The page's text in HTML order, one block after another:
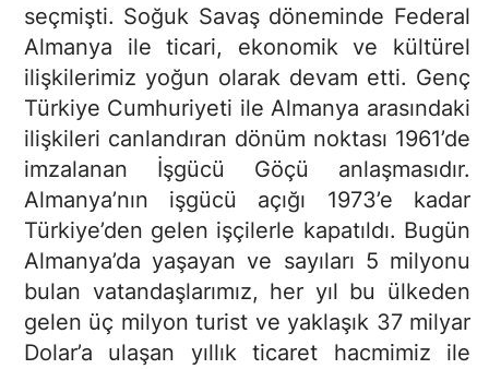
seçmişti. Soğuk Savaş döneminde Federal
Almanya ile ticari, ekonomik ve kültürel
ilişkilerimiz yoğun olarak devam etti. Genç
Türkiye Cumhuriyeti ile Almanya arasındaki
ilişkileri canlandıran dönüm noktası 1961’de
imzalanan İşgücü Göçü anlaşmasıdır.
Almanya’nın işgücü açığı 1973’e kadar
Türkiye’den gelen işçilerle kapatıldı. Bugün
Almanya’da yaşayan ve sayıları 5 milyonu
bulan vatandaşlarımız, her yıl bu ülkeden
gelen üç milyon turist ve yaklaşık 37 milyar
Dolar’a ulaşan yıllık ticaret hacmimiz ile